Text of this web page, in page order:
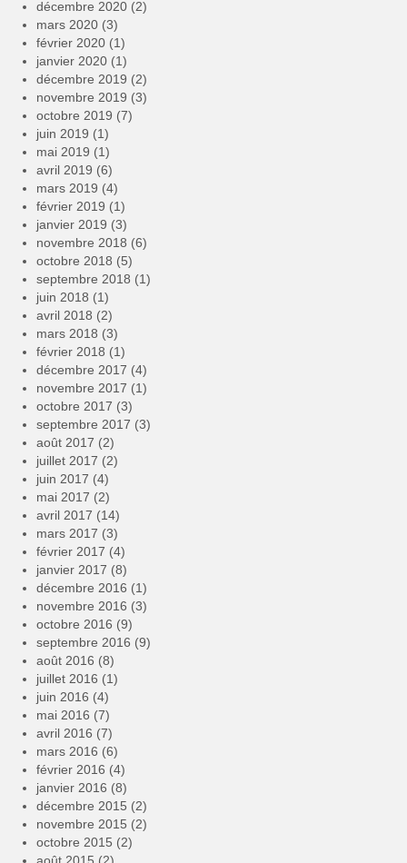
décembre 2020 (2)
mars 2020 (3)
février 2020 (1)
janvier 2020 (1)
décembre 2019 (2)
novembre 2019 (3)
octobre 2019 (7)
juin 2019 (1)
mai 2019 (1)
avril 2019 (6)
mars 2019 (4)
février 2019 (1)
janvier 2019 (3)
novembre 2018 (6)
octobre 2018 (5)
septembre 2018 (1)
juin 2018 (1)
avril 2018 (2)
mars 2018 (3)
février 2018 (1)
décembre 2017 (4)
novembre 2017 (1)
octobre 2017 (3)
septembre 2017 (3)
août 2017 (2)
juillet 2017 (2)
juin 2017 (4)
mai 2017 (2)
avril 2017 (14)
mars 2017 (3)
février 2017 (4)
janvier 2017 (8)
décembre 2016 (1)
novembre 2016 (3)
octobre 2016 (9)
septembre 2016 (9)
août 2016 (8)
juillet 2016 (1)
juin 2016 (4)
mai 2016 (7)
avril 2016 (7)
mars 2016 (6)
février 2016 (4)
janvier 2016 (8)
décembre 2015 (2)
novembre 2015 (2)
octobre 2015 (2)